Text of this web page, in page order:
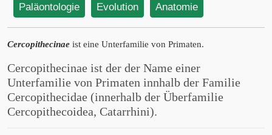
Paläontologie Evolution Anatomie
Cercopithecinae ist eine Unterfamilie von Primaten.
Cercopithecinae ist der der Name einer
Unterfamilie von Primaten innhalb der Familie
Cercopithecidae (innerhalb der Überfamilie
Cercopithecoidea, Catarrhini).